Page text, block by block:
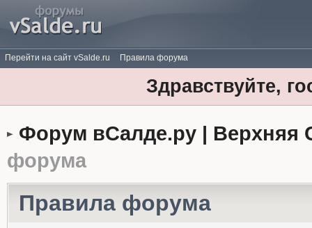
Перейти на сайт vSalde.ru Правила форума
Здравствуйте,
Форум вСалде.ру | Верхняя
форума
Правила форума